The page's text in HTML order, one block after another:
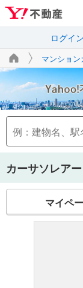
ログイン
マンショ
カーサソレア
マイペ